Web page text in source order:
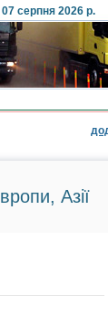
серпня 2026 р.
Азії